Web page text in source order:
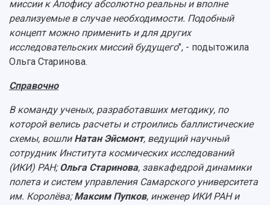
миссии к Апофису абсолютно реальны и вполне
реализуемые в случае необходимости. Подобный
концепт можно применить и для других
исследовательских миссий будущего", - подытожила
Ольга Старинова.
Справочно
В команду ученых, разработавших методику, по
которой велись расчеты и строились баллистические
схемы, вошли Натан Эйсмонт, ведущий научный
сотрудник Института космических исследований
(ИКИ) РАН;Ольга Старинова, завкафедрой динамики
полета и систем управления Самарского университета
им. Королёва;Максим Пупков, инженер ИКИ РАН и